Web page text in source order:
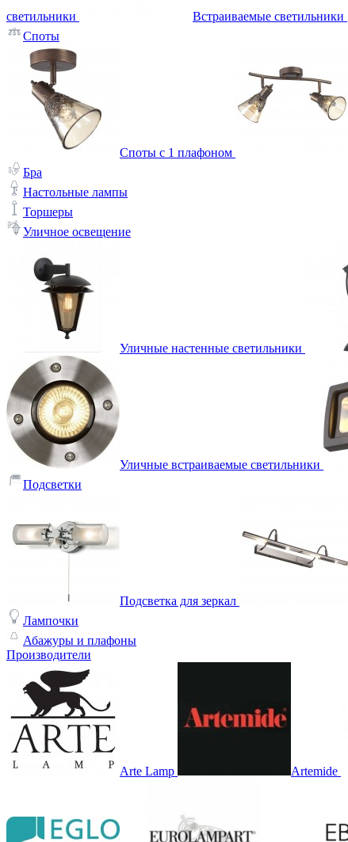
светильники Встраиваемые светильники
Споты
Споты с 1 плафоном
Бра
Настольные лампы
Торшеры
Уличное освещение
Уличные настенные светильники
Уличные встраиваемые светильники
Подсветки
Подсветка для зеркал
Лампочки
Абажуры и плафоны
Производители
Arte Lamp Artemide